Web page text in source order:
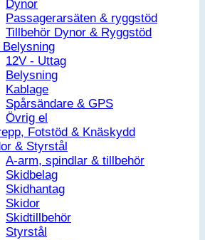
Dynor
Passagerarsäten & ryggstöd
Tillbehör Dynor & Ryggstöd
Belysning
12V - Uttag
Belysning
Kablage
Spårsändare & GPS
Övrig el
Fotstöd & Knäskydd
& Styrstål
A-arm, spindlar & tillbehör
Skidbelag
Skidhantag
Skidor
Skidtillbehör
Styrstål